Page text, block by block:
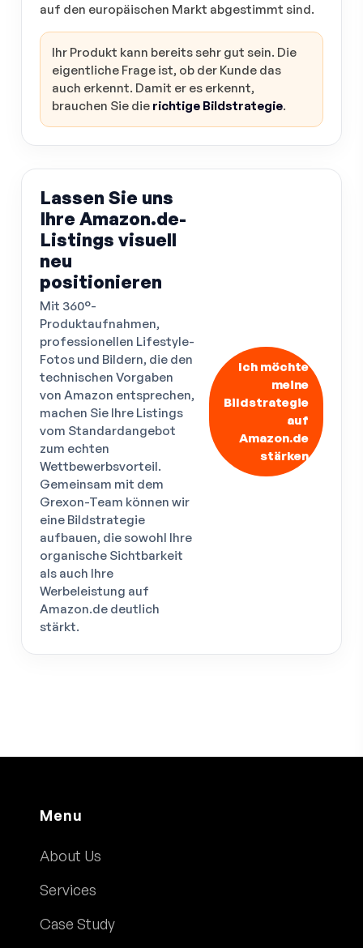
auf den europäischen Markt abgestimmt sind.
Ihr Produkt kann bereits sehr gut sein. Die
eigentliche Frage ist, ob der Kunde das
auch erkennt. Damit er es erkennt,
brauchen Sie die richtige Bildstrategie.
Lassen Sie uns
Ihre Amazon.de-
Listings visuell
neu
positionieren
Mit 360°-
Produktaufnahmen,
professionellen Lifestyle-
Fotos und Bildern, die den
technischen Vorgaben
von Amazon entsprechen,
machen Sie Ihre Listings
vom Standardangebot
zum echten
Wettbewerbsvorteil.
Gemeinsam mit dem
Grexon-Team können wir
eine Bildstrategie
aufbauen, die sowohl Ihre
organische Sichtbarkeit
als auch Ihre
Werbeleistung auf
Amazon.de deutlich
stärkt.
Ich möchte
meine
Bildstrategie
auf
Amazon.de
stärken
Menu
About Us
Services
Case Study